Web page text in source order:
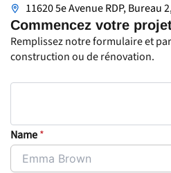
11620 5e Avenue RDP, Bureau
Commencez votre
Remplissez notre formulaire et
construction ou de rénovation.
Name*